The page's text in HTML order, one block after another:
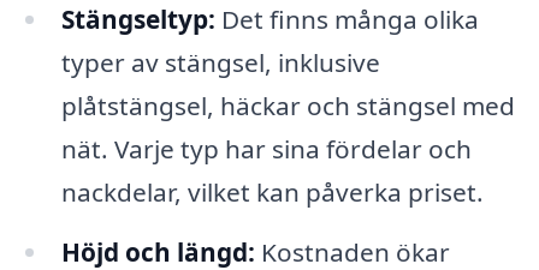
Stängseltyp: Det finns många olika
typer av stängsel, inklusive
plåtstängsel, häckar och stängsel med
nät. Varje typ har sina fördelar och
nackdelar, vilket kan påverka priset.
Höjd och längd: Kostnaden ökar